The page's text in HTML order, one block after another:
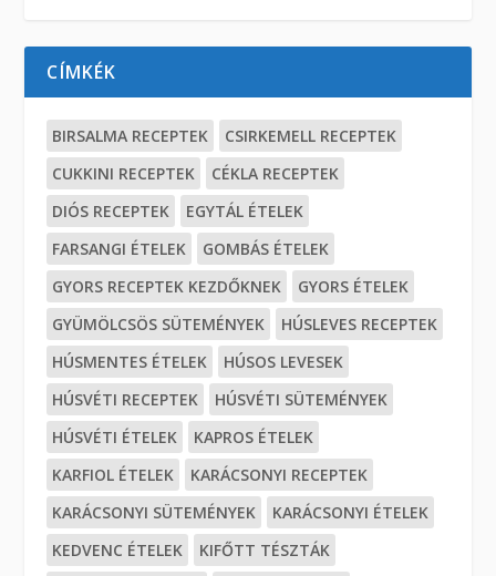
CÍMKÉK
BIRSALMA RECEPTEK
CSIRKEMELL RECEPTEK
CUKKINI RECEPTEK
CÉKLA RECEPTEK
DIÓS RECEPTEK
EGYTÁL ÉTELEK
FARSANGI ÉTELEK
GOMBÁS ÉTELEK
GYORS RECEPTEK KEZDŐKNEK
GYORS ÉTELEK
GYÜMÖLCSÖS SÜTEMÉNYEK
HÚSLEVES RECEPTEK
HÚSMENTES ÉTELEK
HÚSOS LEVESEK
HÚSVÉTI RECEPTEK
HÚSVÉTI SÜTEMÉNYEK
HÚSVÉTI ÉTELEK
KAPROS ÉTELEK
KARFIOL ÉTELEK
KARÁCSONYI RECEPTEK
KARÁCSONYI SÜTEMÉNYEK
KARÁCSONYI ÉTELEK
KEDVENC ÉTELEK
KIFŐTT TÉSZTÁK